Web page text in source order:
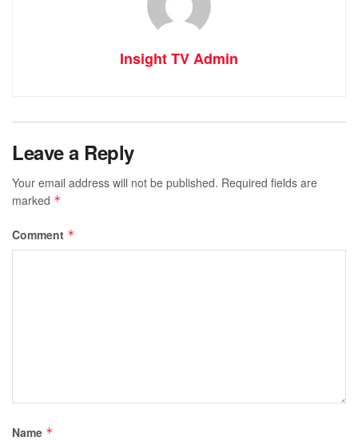
Insight TV Admin
Leave a Reply
Your email address will not be published. Required fields are
marked *
Comment *
Name *